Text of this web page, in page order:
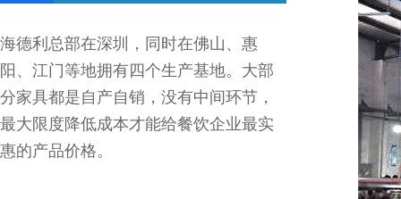
海德利总部在深圳，同时在佛山、惠
阳、江门等地拥有四个生产基地。大部
分家具都是自产自销，没有中间环节，
最大限度降低成本才能给餐饮企业最实
惠的产品价格。